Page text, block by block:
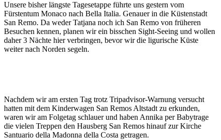
Unsere bisher längste Tagesetappe führte uns gestern vom
Fürstentum Monaco nach Bella Italia. Genauer in die Küstenstadt
San Remo. Da weder Tatjana noch ich San Remo von früheren
Besuchen kennen, planen wir ein bisschen Sight-Seeing und wollen
daher 3 Nächte hier verbringen, bevor wir die ligurische Küste
weiter nach Norden segeln.
Nachdem wir am ersten Tag trotz Tripadvisor-Warnung versucht
hatten mit dem Kinderwagen San Remos Altstadt zu erkunden,
waren wir am Folgetag schlauer und haben Annika per Babytrage
die vielen Treppen den Hausberg San Remos hinauf zur Kirche
Santuario della Madonna della Costa getragen.